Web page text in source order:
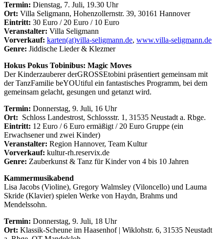
Termin: Dienstag, 7. Juli, 19.30 Uhr
Ort: Villa Seligmann, Hohenzollernstr. 39, 30161 Hannover
Eintritt: 30 Euro / 20 Euro / 10 Euro
Veranstalter: Villa Seligmann
Vorverkauf: karten(at)villa-seligmann.de, www.villa-seligmann.de
Genre: Jiddische Lieder & Klezmer
Hokus Pokus Tobinibus: Magic Moves
Der Kinderzauberer derGROSSEtobini präsentiert gemeinsam mit
der TanzFamilie beYOUtiful ein fantastisches Programm, bei dem
gemeinsam gelacht, gesungen und getanzt wird.
Termin: Donnerstag, 9. Juli, 16 Uhr
Ort: Schloss Landestrost, Schlossstr. 1, 31535 Neustadt a. Rbge.
Eintritt: 12 Euro / 6 Euro ermäßigt / 20 Euro Gruppe (ein
Erwachsener und zwei Kinder)
Veranstalter: Region Hannover, Team Kultur
Vorverkauf: kultur-rh.reservix.de
Genre: Zauberkunst & Tanz für Kinder von 4 bis 10 Jahren
Kammermusikabend
Lisa Jacobs (Violine), Gregory Walmsley (Viloncello) und Lauma
Skride (Klavier) spielen Werke von Haydn, Brahms und
Mendelssohn.
Termin: Donnerstag, 9. Juli, 18 Uhr
Ort: Klassik-Scheune im Haasenhof | Wiklohstr. 6, 31535 Neustadt